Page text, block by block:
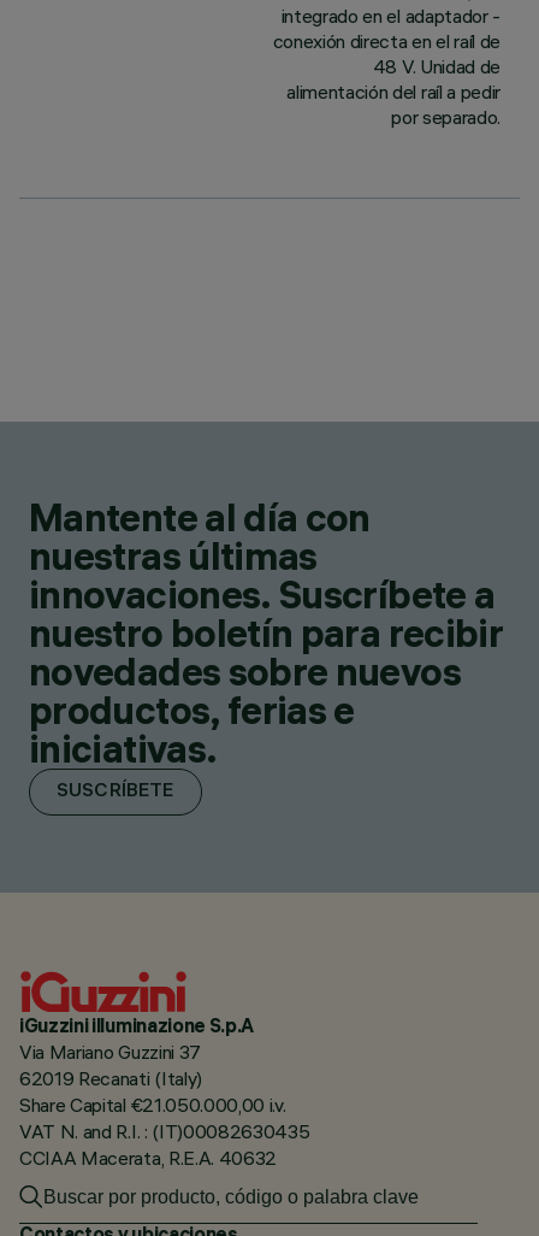
integrado en el adaptador -
conexión directa en el raíl de
48 V. Unidad de
alimentación del raíl a pedir
por separado.
Mantente al día con
nuestras últimas
innovaciones. Suscríbete a
nuestro boletín para recibir
novedades sobre nuevos
productos, ferias e
iniciativas.
SUSCRÍBETE
iGuzzini illuminazione S.p.A
Via Mariano Guzzini 37
62019 Recanati (Italy)
Share Capital €21.050.000,00 i.v.
VAT N. and R.I. : (IT)00082630435
CCIAA Macerata, R.E.A. 40632